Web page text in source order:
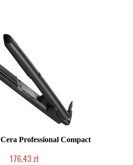
Professional Compact
176,43 zł